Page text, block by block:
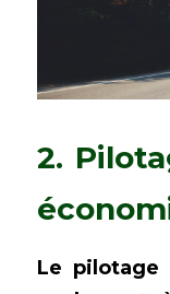
2.
Le pilotage